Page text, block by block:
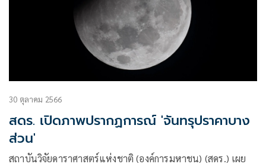
30 ตุลาคม 2566
สดร. เปิดภาพปรากฏการณ์ 'จันทรุปราคาบาง
ส่วน'
สถาบันวิจัยดาราศาสตร์แห่งชาติ (องค์การมหาชน) (สดร.) เผย